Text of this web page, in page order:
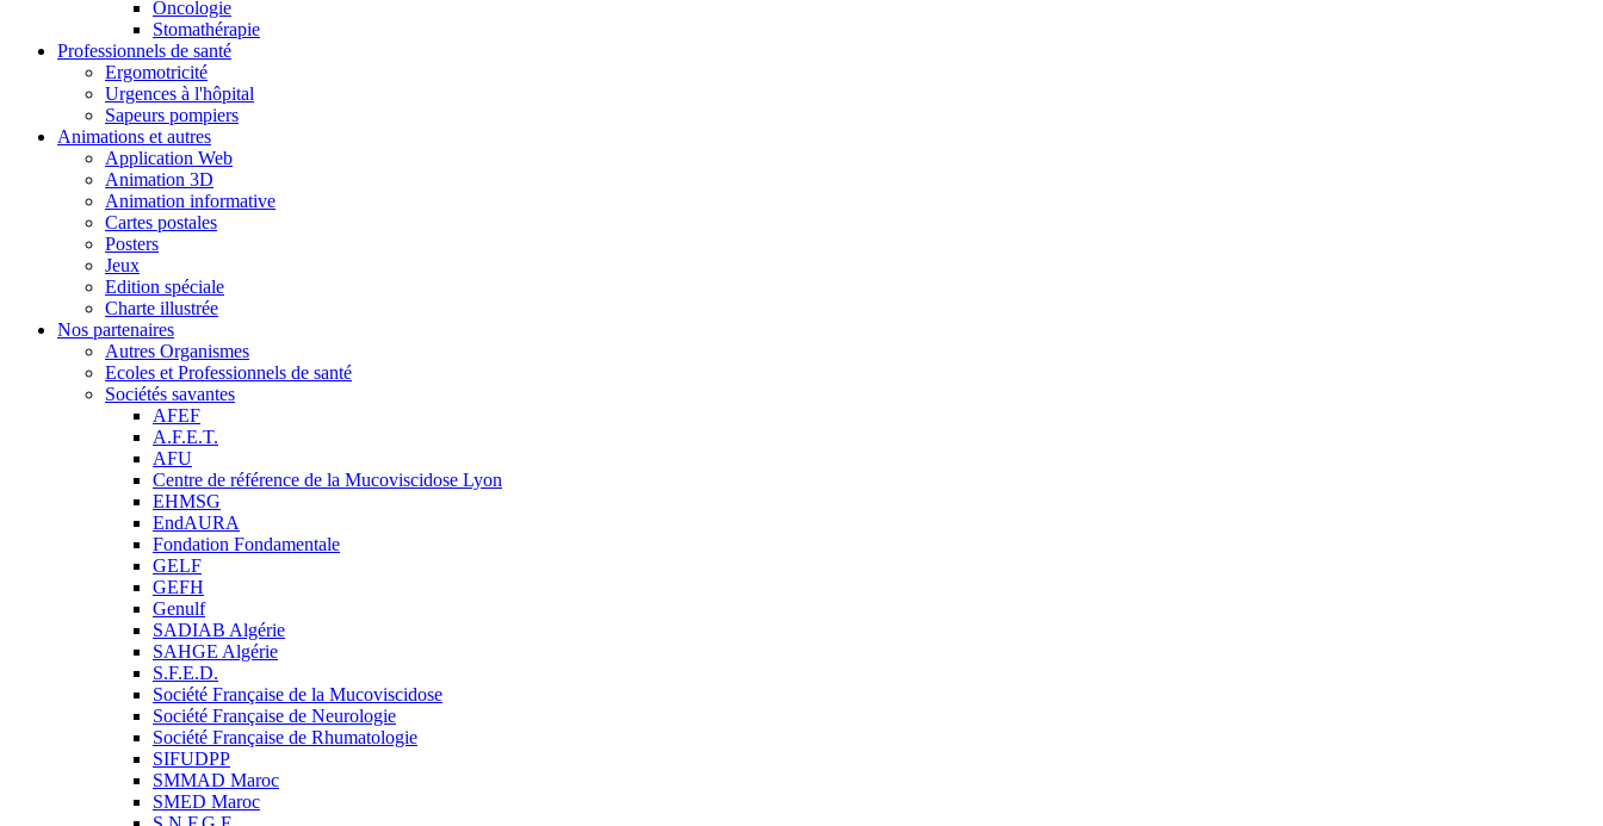
Oncologie
Stomathérapie
Professionnels de santé
Ergomotricité
Urgences à l'hôpital
Sapeurs pompiers
Animations et autres
Application Web
Animation 3D
Animation informative
Cartes postales
Posters
Jeux
Edition spéciale
Charte illustrée
Nos partenaires
Autres Organismes
Ecoles et Professionnels de santé
Sociétés savantes
AFEF
A.F.E.T.
AFU
Centre de référence de la Mucoviscidose Lyon
EHMSG
EndAURA
Fondation Fondamentale
GELF
GEFH
Genulf
SADIAB Algérie
SAHGE Algérie
S.F.E.D.
Société Française de la Mucoviscidose
Société Française de Neurologie
Société Française de Rhumatologie
SIFUDPP
SMMAD Maroc
SMED Maroc